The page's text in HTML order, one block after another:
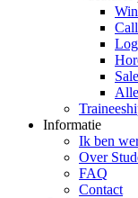
Informatie
Ik ben
Over
FAQ
Contact